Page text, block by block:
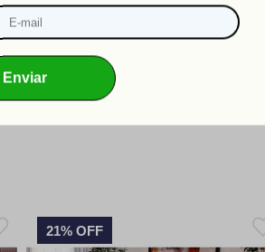
Sofá Retrátil Reclinável Verona 1,80m
Suede Velut Cinza Molas Ensacadas -
King House
R$1.419,90
R$1.577,67
21% OFF